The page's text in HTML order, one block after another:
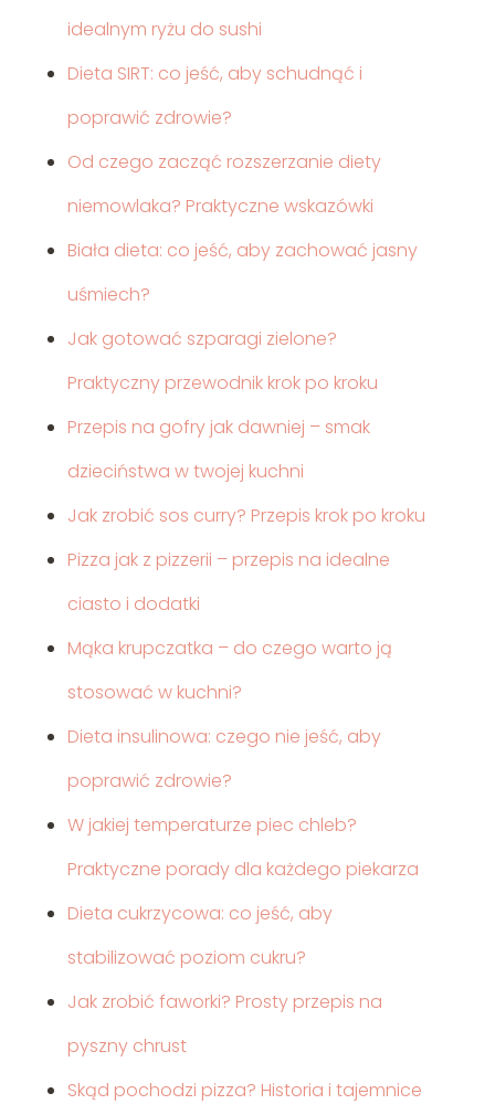
idealnym ryżu do sushi
Dieta SIRT: co jeść, aby schudnąć i
poprawić zdrowie?
Od czego zacząć rozszerzanie diety
niemowlaka? Praktyczne wskazówki
Biała dieta: co jeść, aby zachować jasny
uśmiech?
Jak gotować szparagi zielone?
Praktyczny przewodnik krok po kroku
Przepis na gofry jak dawniej – smak
dzieciństwa w twojej kuchni
Jak zrobić sos curry? Przepis krok po kroku
Pizza jak z pizzerii – przepis na idealne
ciasto i dodatki
Mąka krupczatka – do czego warto ją
stosować w kuchni?
Dieta insulinowa: czego nie jeść, aby
poprawić zdrowie?
W jakiej temperaturze piec chleb?
Praktyczne porady dla każdego piekarza
Dieta cukrzycowa: co jeść, aby
stabilizować poziom cukru?
Jak zrobić faworki? Prosty przepis na
pyszny chrust
Skąd pochodzi pizza? Historia i tajemnice